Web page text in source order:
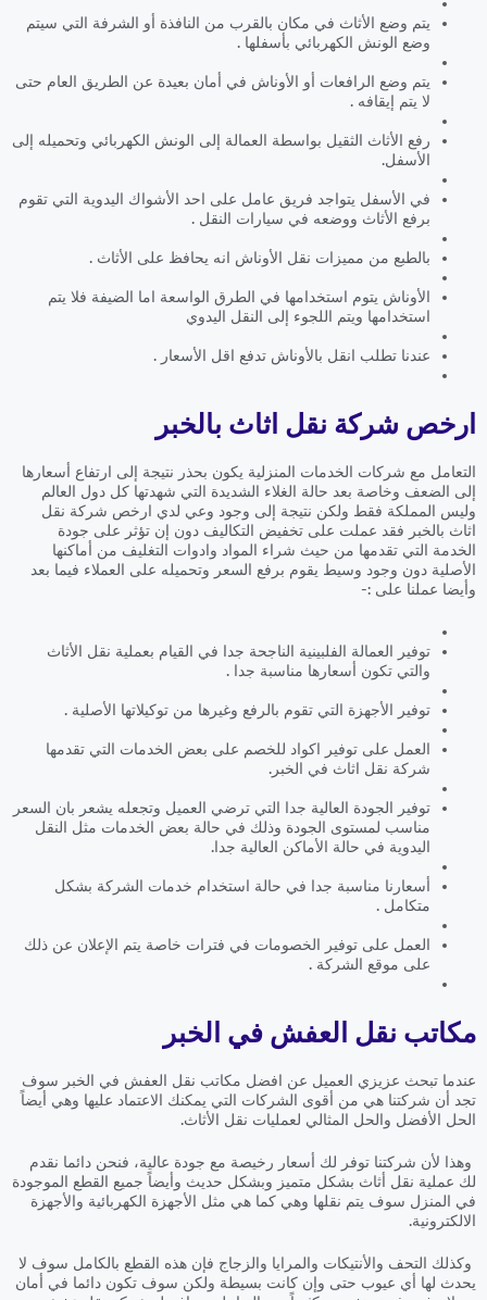
يتم وضع الأثاث في مكان بالقرب من النافذة أو الشرفة التي سيتم
وضع الونش الكهربائي بأسفلها .
يتم وضع الرافعات أو الأوناش في أمان بعيدة عن الطريق العام حتى
لا يتم إيقافه .
رفع الأثاث الثقيل بواسطة العمالة إلى الونش الكهربائي وتحميله إلى
الأسفل.
في الأسفل يتواجد فريق عامل على احد الأشواك اليدوية التي تقوم
برفع الأثاث ووضعه في سيارات النقل .
بالطبع من مميزات نقل الأوناش انه يحافظ على الأثاث .
الأوناش يتوم استخدامها في الطرق الواسعة اما الضيفة فلا يتم
استخدامها ويتم اللجوء إلى النقل اليدوي
عندنا تطلب انقل بالأوناش تدفع اقل الأسعار .
ارخص شركة نقل اثاث بالخبر
التعامل مع شركات الخدمات المنزلية يكون بحذر نتيجة إلى ارتفاع أسعارها
إلى الضعف وخاصة بعد حالة الغلاء الشديدة التي شهدتها كل دول العالم
وليس المملكة فقط ولكن نتيجة إلى وجود وعي لدي ارخص شركة نقل
اثاث بالخبر فقد عملت على تخفيض التكاليف دون إن تؤثر على جودة
الخدمة التي تقدمها من حيث شراء المواد وادوات التغليف من أماكنها
الأصلية دون وجود وسيط يقوم برفع السعر وتحميله على العملاء فيما بعد
وأيضا عملنا على :-
توفير العمالة الفلبينية الناجحة جدا في القيام بعملية نقل الأثاث
والتي تكون أسعارها مناسبة جدا .
توفير الأجهزة التي تقوم بالرفع وغيرها من توكيلاتها الأصلية .
العمل على توفير اكواد للخصم على بعض الخدمات التي تقدمها
شركة نقل اثاث في الخبر.
توفير الجودة العالية جدا التي ترضي العميل وتجعله يشعر بان السعر
مناسب لمستوى الجودة وذلك في حالة بعض الخدمات مثل النقل
اليدوية في حالة الأماكن العالية جدا.
أسعارنا مناسبة جدا في حالة استخدام خدمات الشركة بشكل
متكامل .
العمل على توفير الخصومات في فترات خاصة يتم الإعلان عن ذلك
على موقع الشركة .
مكاتب نقل العفش في الخبر
عندما تبحث عزيزي العميل عن افضل مكاتب نقل العفش في الخبر سوف
تجد أن شركتنا هي من أقوى الشركات التي يمكنك الاعتماد عليها وهي أيضاً
الحل الأفضل والحل المثالي لعمليات نقل الأثاث.
وهذا لأن شركتنا توفر لك أسعار رخيصة مع جودة عالية، فنحن دائما نقدم
لك عملية نقل أثاث بشكل متميز وبشكل حديث وأيضاً جميع القطع الموجودة
في المنزل سوف يتم نقلها وهي كما هي مثل الأجهزة الكهربائية والأجهزة
الالكترونية.
وكذلك التحف والأنتيكات والمرايا والزجاج فإن هذه القطع بالكامل سوف لا
يحدث لها أي عيوب حتى وإن كانت بسيطة ولكن سوف تكون دائما في أمان